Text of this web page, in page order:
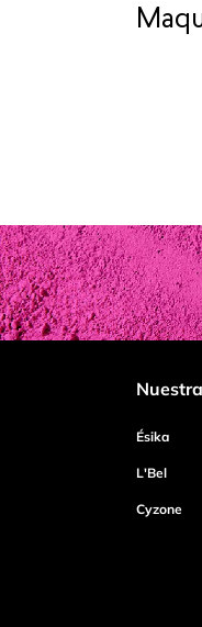
Ésika
L'Bel
Cyzone